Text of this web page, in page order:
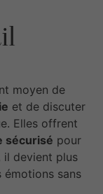
moyen de
et de discuter
Elles offrent
sécurisé pour
il devient plus
émotions sans